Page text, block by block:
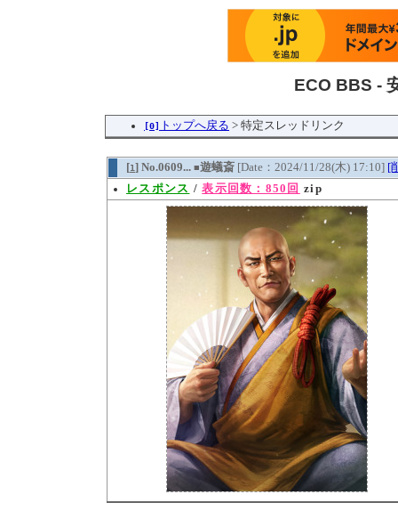
ECO BBS -
[0] トップへ戻る > 特定スレッドリンク
[1] No.0609... ■遊蟻斎 [Date：2024/11/28(木) 17:10] [
レスポンス /表示回数：850回 zip